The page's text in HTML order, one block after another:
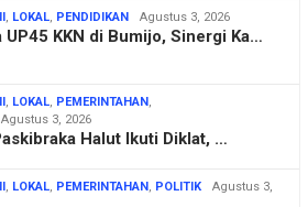
, LOKAL, PENDIDIKAN Agustus 3, 2026
UP45 KKN di Bumijo, Sinergi Ka…
, LOKAL, PEMERINTAHAN,
Agustus 3, 2026
Halut Ikuti Diklat, …
, LOKAL, PEMERINTAHAN, POLITIK
Agustus 3,